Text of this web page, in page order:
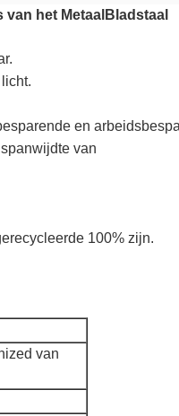
het MetaalBladstaal
en
van
100% zijn.
van